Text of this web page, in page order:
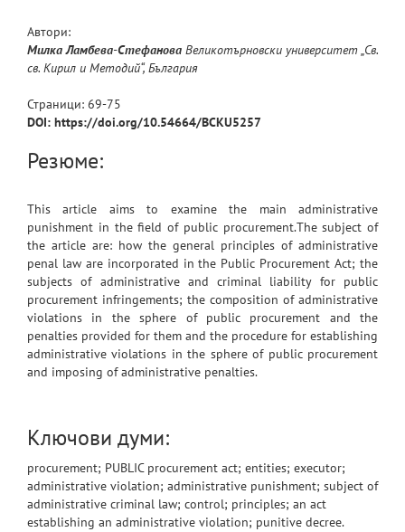
Автори:
Милка Ламбева-Стефанова Великотърновски университет „Св.
св. Кирил и Методий“, България
Страници: 69-75
DOI: https://doi.org/10.54664/BCKU5257
Резюме:
This article aims to examine the main administrative
punishment in the field of public procurement.The subject of
the article are: how the general principles of administrative
penal law are incorporated in the Public Procurement Act; the
subjects of administrative and criminal liability for public
procurement infringements; the composition of administrative
violations in the sphere of public procurement and the
penalties provided for them and the procedure for establishing
administrative violations in the sphere of public procurement
and imposing of administrative penalties.
Ключови думи:
procurement; PUBLIC procurement act; entities; executor;
administrative violation; administrative punishment; subject of
administrative criminal law; control; principles; an act
establishing an administrative violation; punitive decree.